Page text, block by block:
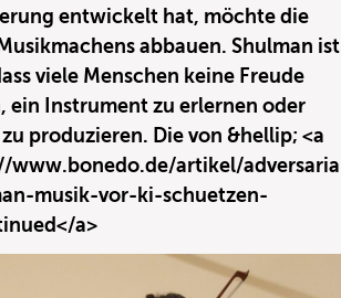
entwickelt hat, möchte die
abbauen. Shulman ist
viele Menschen keine Freude
ein Instrument zu erlernen oder
produzieren. Die von &hellip; <a
www.bonedo.de/artikel/
musik-vor-ki-schuetzen-
a>